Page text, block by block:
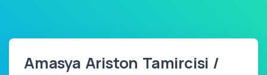
Amasya Ariston Tamircisi /